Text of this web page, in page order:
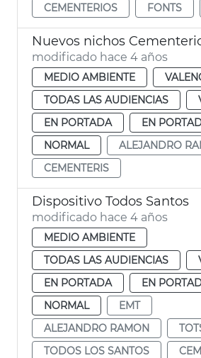
CEMENTERIOS FONTS
Nuevos nichos
modificado hace 4 años
MEDIO AMBIENTE
TODAS LAS AUDIENCIAS
EN PORTADA
EN
NORMAL
ALEJANDRO
CEMENTERIS
Dispositivo Todos Santos
modificado hace 4 años
MEDIO AMBIENTE
TODAS LAS AUDIENCIAS
EN PORTADA
EN
NORMAL
EMT
ALEJANDRO RAMON
TODOS LOS SANTOS